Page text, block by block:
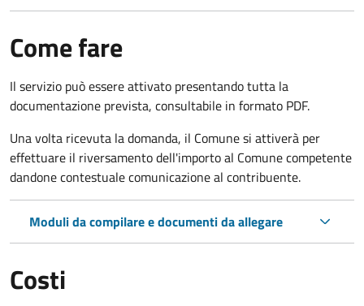
Come fare
Il servizio può essere attivato presentando tutta la
documentazione prevista, consultabile in formato PDF.
Una volta ricevuta la domanda, il Comune si attiverà per
effettuare il riversamento dell'importo al Comune competente
dandone contestuale comunicazione al contribuente.
Moduli da compilare e documenti da allegare
Costi